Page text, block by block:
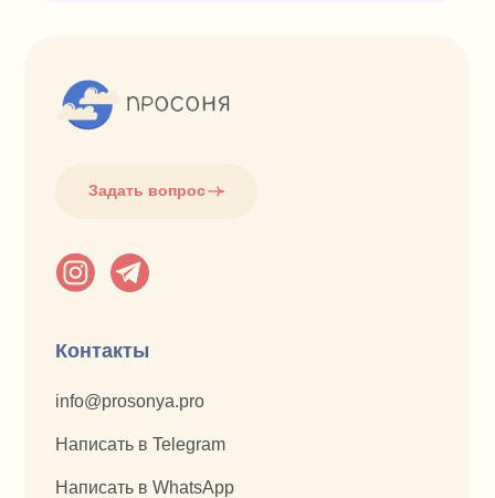
Задать вопрос
info@prosonya.pro
Написать в Telegram
Написать в WhatsApp
Контакты